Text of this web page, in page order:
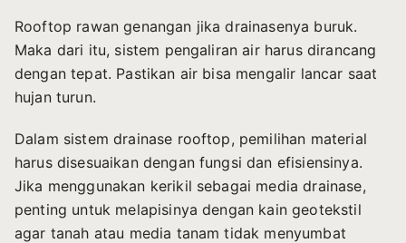
Rooftop rawan genangan jika drainasenya buruk.
Maka dari itu, sistem pengaliran air harus dirancang
dengan tepat. Pastikan air bisa mengalir lancar saat
hujan turun.
Dalam sistem drainase rooftop, pemilihan material
harus disesuaikan dengan fungsi dan efisiensinya.
Jika menggunakan kerikil sebagai media drainase,
penting untuk melapisinya dengan kain geotekstil
agar tanah atau media tanam tidak menyumbat